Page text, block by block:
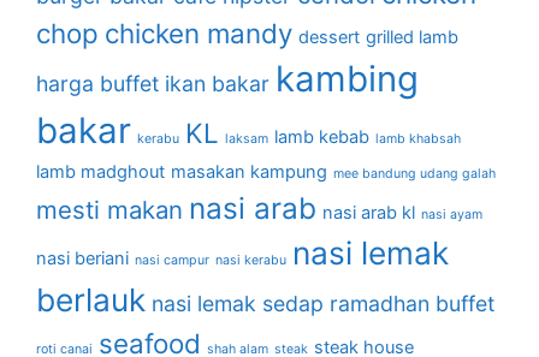
chop chicken mandy dessert grilled lamb
harga buffet ikan bakar kambing
bakar kerabu KL laksam lamb kebab lamb khabsah
lamb madghout masakan kampung mee bandung udang galah
mesti makan nasi arab nasi arab kl nasi ayam
nasi beriani nasi campur nasi kerabu nasi lemak
berlauk nasi lemak sedap ramadhan buffet
roti canai seafood shah alam steak steak house